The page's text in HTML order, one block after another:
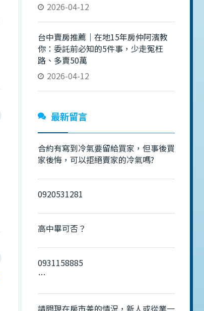
2026-04-12
台中賣房推薦｜在地15年房仲阿濱教
你：委託前必知的5件事，少走冤枉
路、多賣50萬
2026-04-12
最新留言
合約有寫到冷氣要留給買家，但事後買
家後悔，可以拒絕賣家的冷氣嗎?
0920531281
高中畢可否？
0931158885
請問現在房市差的情況，新人或從業一